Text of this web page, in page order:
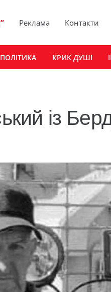
Реклама Контакти
ПОЛІТИКА КРИК ДУШІ
із